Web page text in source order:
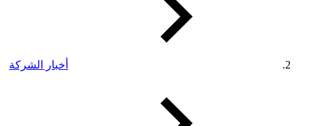
أخبار الشركة